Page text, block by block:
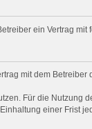
ein Vertrag
mit dem
Für die
einer Frist